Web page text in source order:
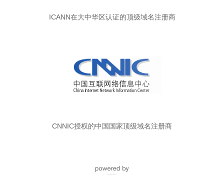
ICANN在大中华区认证的顶级域名注册商
CNNIC授权的中国国家顶级域名注册商